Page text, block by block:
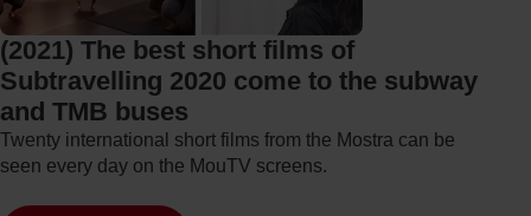
(2021) The best short films of
Subtravelling 2020 come to the subway
and TMB buses
Twenty international short films from the Mostra can be
seen every day on the MouTV screens.